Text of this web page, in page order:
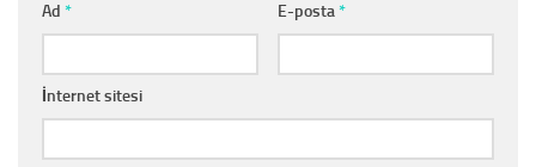
Ad * E-posta*
İnternet sitesi